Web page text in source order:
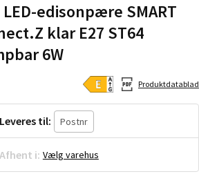
LED-edisonpære SMART
klar E27 ST64
6W
Produktdatablad
Leveres til:
Afhent i: Vælg varehus